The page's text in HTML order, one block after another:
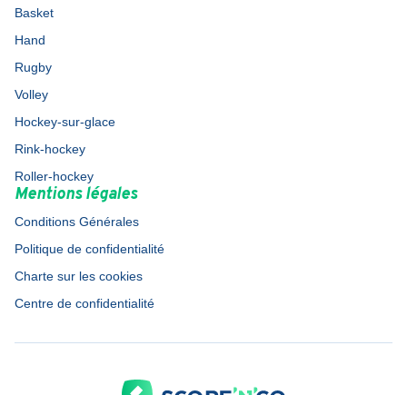
Basket
Hand
Rugby
Volley
Hockey-sur-glace
Rink-hockey
Roller-hockey
Mentions légales
Conditions Générales
Politique de confidentialité
Charte sur les cookies
Centre de confidentialité